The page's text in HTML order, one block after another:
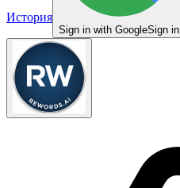
История
Sign in with GoogleSign in